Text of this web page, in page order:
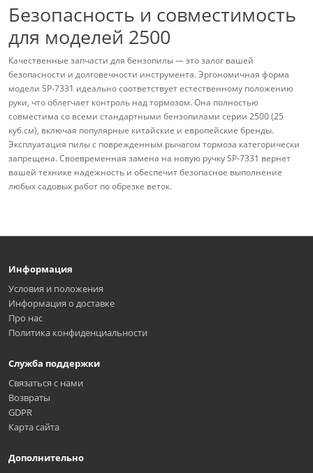
Безопасность и совместимость
для моделей 2500
Качественные запчасти для бензопилы — это залог вашей
безопасности и долговечности инструмента. Эргономичная форма
модели SP-7331 идеально соответствует естественному положению
руки, что облегчает контроль над тормозом. Она полностью
совместима со всеми стандартными бензопилами серии 2500 (25
куб.см), включая популярные китайские и европейские бренды.
Эксплуатация пилы с поврежденным рычагом тормоза категорически
запрещена. Своевременная замена на новую ручку SP-7331 вернет
вашей технике надежность и обеспечит безопасное выполнение
любых садовых работ по обрезке веток.
Информация
Условия и положения
Информация о доставке
Про нас
Политика конфиденциальности
Служба поддержки
Связаться с нами
Возвраты
GDPR
Карта сайта
Дополнительно